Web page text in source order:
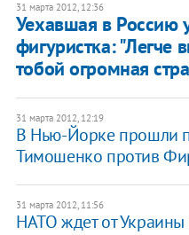
31 марта 2012, 12:36
​Уехавшая в Россию
фигуристка: "Легче
тобой огромная
31 марта 2012, 12:19
В Нью-Йорке прошли
Тимошенко против
31 марта 2012, 11:56
НАТО ждет от